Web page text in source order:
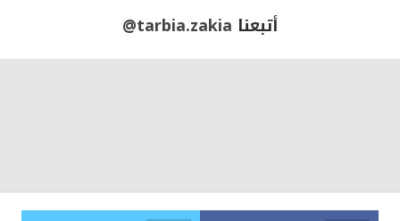
أتبعنا @tarbia.zakia